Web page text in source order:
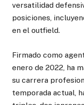
versatilidad
posiciones,
en el outfield.
Firmado como
enero de 2022, ha
su carrera
temporada actual,